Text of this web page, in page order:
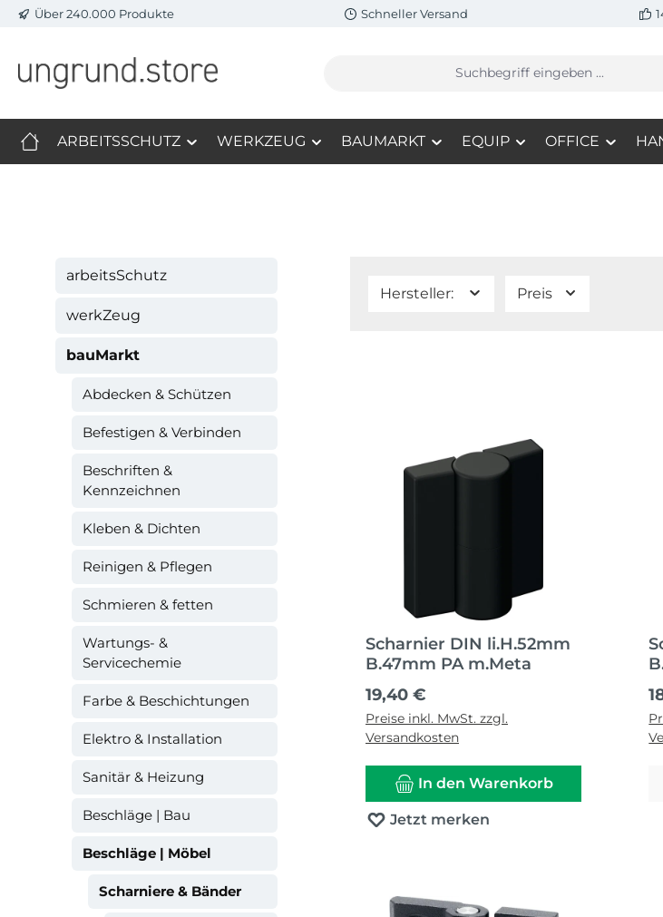
Hauptinhalt springen
Zur Suche springen
Zur Hauptnavigation springen
Über 240.000 Produkte Schneller Versand
ARBEITSSCHUTZ WERKZEUG BAUMARKT EQUIP OFFICE
arbeitsSchutz
werkZeug
bauMarkt
Abdecken & Schützen
Befestigen & Verbinden
Beschriften &
Kennzeichnen
Kleben & Dichten
Reinigen & Pflegen
Schmieren & fetten
Wartungs- &
Servicechemie
Farbe & Beschichtungen
Elektro & Installation
Sanitär & Heizung
Beschläge | Bau
Beschläge | Möbel
Scharniere & Bänder
Hersteller: Preis
Scharnier DIN li.H.52mm
B.47mm PA m.Meta
Regulärer Preis:
19,40 €
Preise inkl. MwSt. zzgl.
Versandkosten
In den Warenkorb
Jetzt merken